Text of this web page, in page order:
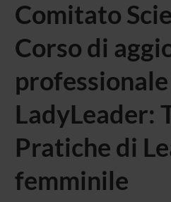
Comitato
Corso di
LadyLeader:
Pratiche di
femminile